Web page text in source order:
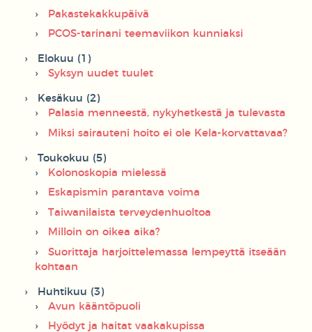
Pakastekakkupäivä
PCOS-tarinani teemaviikon kunniaksi
Elokuu (1)
Syksyn uudet tuulet
Kesäkuu (2)
Palasia menneestä, nykyhetkestä ja tulevasta
Miksi sairauteni hoito ei ole Kela-korvattavaa?
Toukokuu (5)
Kolonoskopia mielessä
Eskapismin parantava voima
Taiwanilaista terveydenhuoltoa
Milloin on oikea aika?
Suorittaja harjoittelemassa lempeyttä itseään
kohtaan
Huhtikuu (3)
Avun kääntöpuoli
Hyödyt ja haitat vaakakupissa